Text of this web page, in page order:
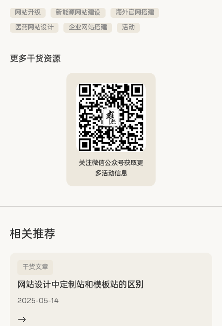
网站升级 新能源网站建设
海外官网搭建
医药网站设计
企业网站搭建 活动
更多干货资源
关注微信公众号获取更
多活动信息
相关推荐
干货文章
网站设计中定制站和模板站的区别
2025-05-14